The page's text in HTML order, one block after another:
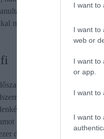
I want to
I want to
web or
I want to
or app.
I want to
I want to
kiismertem magam
megfontoltabban,
tapasztalható nagy
van szó, a bitcoin
hosszú távon
vár és a mostanság
dollár között lehet a bitcoin